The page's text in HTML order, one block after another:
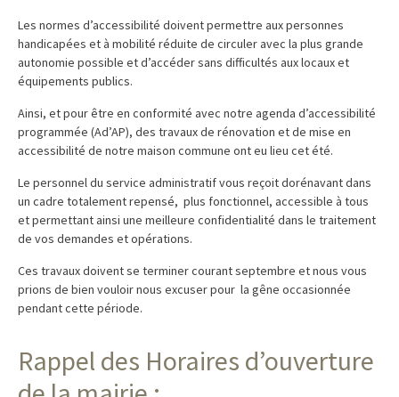
Les normes d’accessibilité doivent permettre aux personnes
handicapées et à mobilité réduite de circuler avec la plus grande
autonomie possible et d’accéder sans difficultés aux locaux et
équipements publics.
Ainsi, et pour être en conformité avec notre agenda d’accessibilité
programmée (Ad’AP), des travaux de rénovation et de mise en
accessibilité de notre maison commune ont eu lieu cet été.
Le personnel du service administratif vous reçoit dorénavant dans
un cadre totalement repensé, plus fonctionnel, accessible à tous
et permettant ainsi une meilleure confidentialité dans le traitement
de vos demandes et opérations.
Ces travaux doivent se terminer courant septembre et nous vous
prions de bien vouloir nous excuser pour la gêne occasionnée
pendant cette période.
Rappel des Horaires d’ouverture